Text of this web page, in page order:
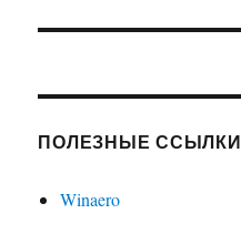
ПОЛЕЗНЫЕ ССЫЛКИ
Winaero